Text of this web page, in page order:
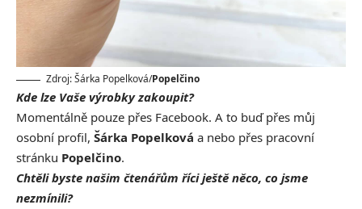
Zdroj: Šárka Popelková/Popelčino
Kde lze Vaše výrobky zakoupit?
Momentálně pouze přes Facebook. A to buď přes můj
osobní profil, Šárka Popelková a nebo přes pracovní
stránku Popelčino.
Chtěli byste našim čtenářům říci ještě něco, co jsme
nezmínili?